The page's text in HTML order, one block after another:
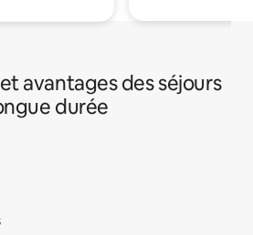
avantages des séjours
durée